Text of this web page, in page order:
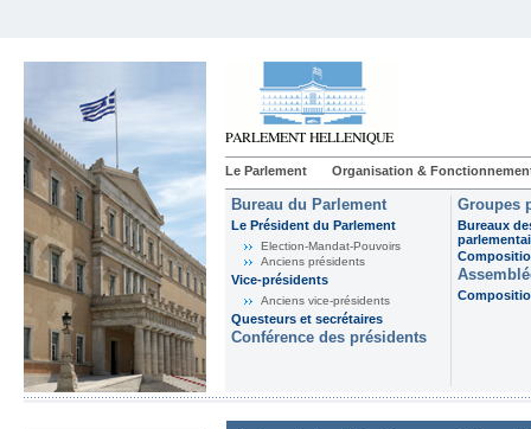
Le Parlement Organisation &
Bureau du Parlement
Le Président du Parlement
Election-Mandat-Pouvoirs
Anciens présidents
Vice-présidents
Anciens vice-présidents
Questeurs et secrétaires
Conférence des présidents
Groupes
Bureaux